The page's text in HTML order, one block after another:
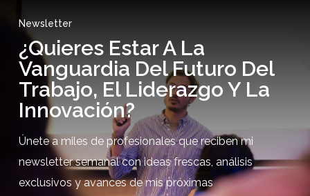
Newsletter
¿Quieres Estar A La
Vanguardia Del Futuro Del
Trabajo, El Liderazgo Y La
Innovación?
Únete a miles de profesionales que reciben mi
newsletter semanal con ideas frescas, análisis
exclusivos y avances de mis próximas